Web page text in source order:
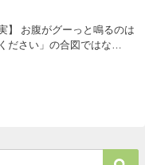
のは
ださい」の合図ではな